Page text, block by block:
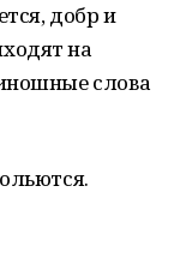
добр и
на
слова